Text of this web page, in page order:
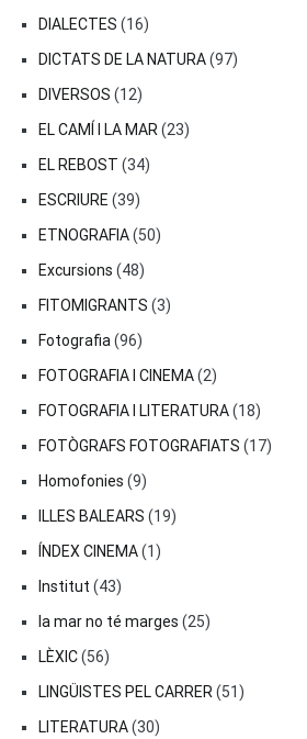
DIALECTES (16)
DICTATS DE LA NATURA(97)
DIVERSOS (12)
EL CAMÍ I LA MAR (23)
EL REBOST (34)
ESCRIURE (39)
ETNOGRAFIA(50)
Excursions (48)
FITOMIGRANTS (3)
Fotografia (96)
FOTOGRAFIA I CINEMA(2)
FOTOGRAFIA I LITERATURA(18)
FOTÒGRAFS FOTOGRAFIATS (17)
Homofonies (9)
ILLES BALEARS (19)
ÍNDEX CINEMA(1)
Institut (43)
la mar no té marges (25)
LÈXIC(56)
LINGÜISTES PEL CARRER (51)
LITERATURA(30)